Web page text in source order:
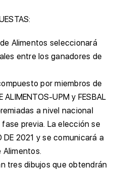
Alimentos seleccionará
entre los ganadores de
por miembros de
ALIMENTOS-UPM y FESBAL
a nivel nacional
previa. La elección se
DE 2021 y se comunicará a
tres dibujos que obtendrán